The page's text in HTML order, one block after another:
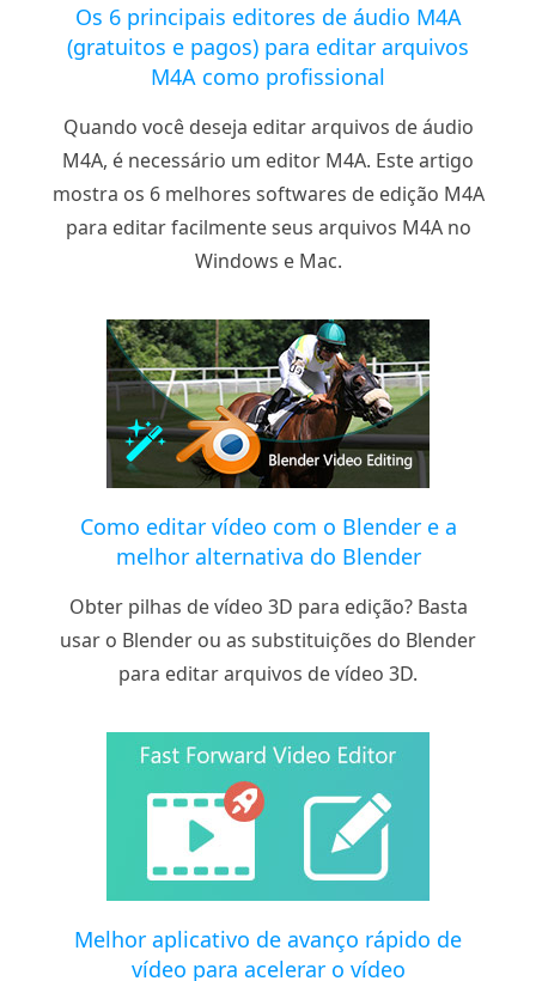
Os 6 principais editores de áudio M4A
(gratuitos e pagos) para editar arquivos
M4A como profissional
Quando você deseja editar arquivos de áudio
M4A, é necessário um editor M4A. Este artigo
mostra os 6 melhores softwares de edição M4A
para editar facilmente seus arquivos M4A no
Windows e Mac.
Como editar vídeo com o Blender e a
melhor alternativa do Blender
Obter pilhas de vídeo 3D para edição? Basta
usar o Blender ou as substituições do Blender
para editar arquivos de vídeo 3D.
Melhor aplicativo de avanço rápido de
vídeo para acelerar o vídeo